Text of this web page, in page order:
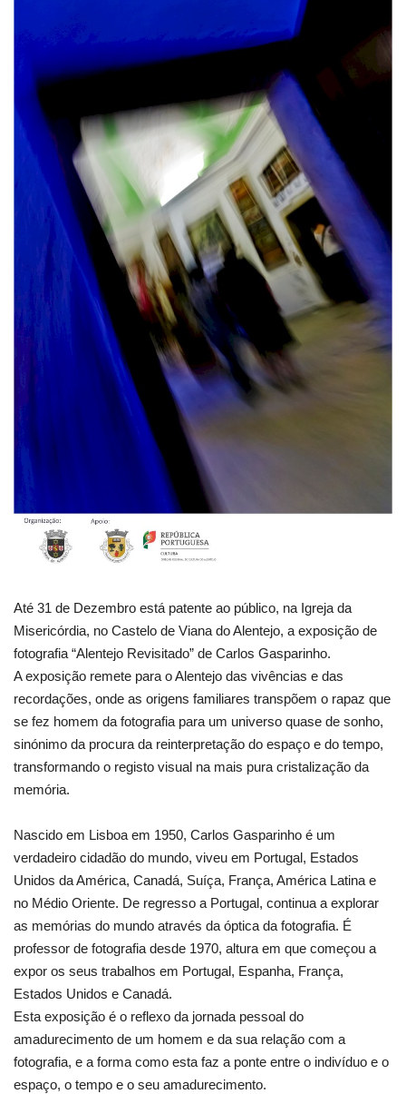
Até 31 de Dezembro está patente ao público, na Igreja da
Misericórdia, no Castelo de Viana do Alentejo, a exposição de
fotografia “Alentejo Revisitado” de Carlos Gasparinho.
A exposição remete para o Alentejo das vivências e das
recordações, onde as origens familiares transpõem o rapaz que
se fez homem da fotografia para um universo quase de sonho,
sinónimo da procura da reinterpretação do espaço e do tempo,
transformando o registo visual na mais pura cristalização da
memória.
Nascido em Lisboa em 1950, Carlos Gasparinho é um
verdadeiro cidadão do mundo, viveu em Portugal, Estados
Unidos da América, Canadá, Suíça, França, América Latina e
no Médio Oriente. De regresso a Portugal, continua a explorar
as memórias do mundo através da óptica da fotografia. É
professor de fotografia desde 1970, altura em que começou a
expor os seus trabalhos em Portugal, Espanha, França,
Estados Unidos e Canadá.
Esta exposição é o reflexo da jornada pessoal do
amadurecimento de um homem e da sua relação com a
fotografia, e a forma como esta faz a ponte entre o indivíduo e o
espaço, o tempo e o seu amadurecimento.